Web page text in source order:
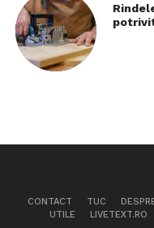
CONTACT TUC
UTILE
LIVETEXT.RO